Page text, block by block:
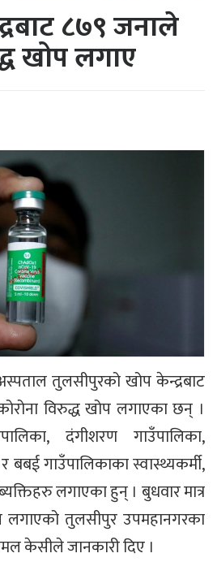
८७९ जनाले
खोप लगाए
अस्पताल तुलसीपुरको खोप केन्द्रबाट
विरुद्ध खोप लगाएका छन् ।
दंगीशरण गाउँपालिका,
बबई गाउँपालिकाका स्वास्थ्यकर्मी,
लगाएका हुन् । बुधवार मात्र
लगाएको तुलसीपुर उपमहानगरका
केसीले जानकारी दिए ।